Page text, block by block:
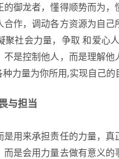
御龙者，懂得顺势而为
作，调动各方资源为自
社会力量，争取 和爱心
是控制他人，而是理解
力量为你所用,实现自己的
与担当
用来承担责任的力量，真
是会用力量去做有意义